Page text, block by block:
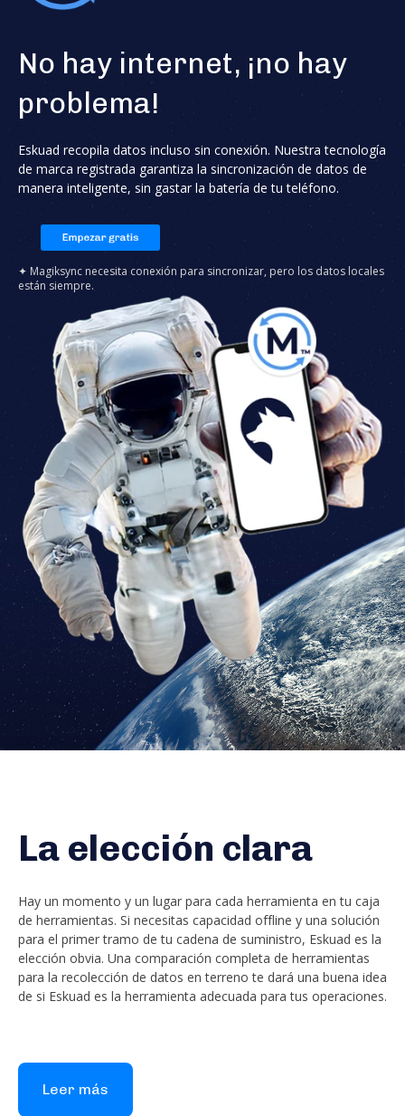
No hay internet, ¡no hay
problema!
Eskuad recopila datos incluso sin conexión. Nuestra tecnología
de marca registrada garantiza la sincronización de datos de
manera inteligente, sin gastar la batería de tu teléfono.
✦ Magiksync necesita conexión para sincronizar, pero los datos locales
están siempre.
La elección clara
Hay un momento y un lugar para cada herramienta en tu caja
de herramientas. Si necesitas capacidad offline y una solución
para el primer tramo de tu cadena de suministro, Eskuad es la
elección obvia. Una comparación completa de herramientas
para la recolección de datos en terreno te dará una buena idea
de si Eskuad es la herramienta adecuada para tus operaciones.
Leer más